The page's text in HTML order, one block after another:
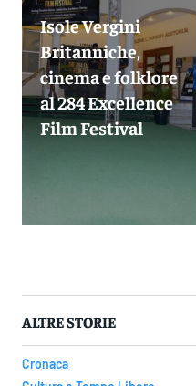
Isole Vergini
Britanniche,
cinema e folklore
al 284 Excellence
Film Festival
ALTRE STORIE
Cronaca